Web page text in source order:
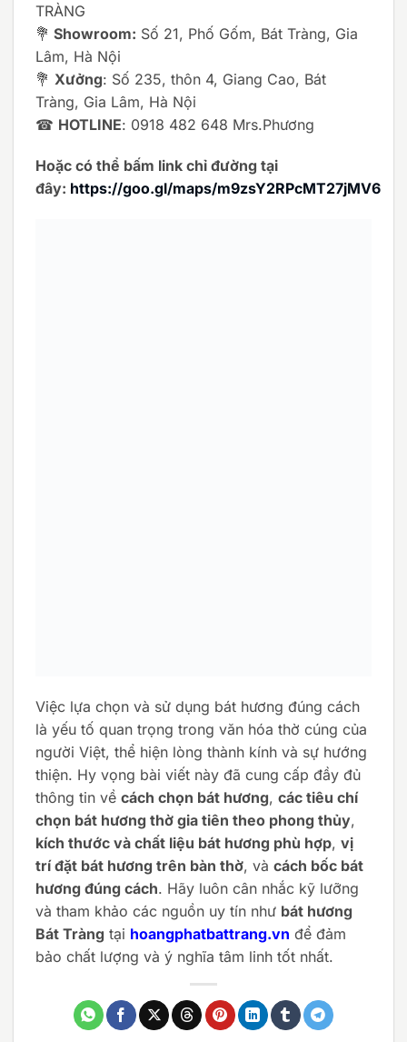
TRÀNG
💐 Showroom: Số 21, Phố Gốm, Bát Tràng, Gia
Lâm, Hà Nội
💐 Xưởng: Số 235, thôn 4, Giang Cao, Bát
Tràng, Gia Lâm, Hà Nội
☎ HOTLINE: 0918 482 648 Mrs.Phương
Hoặc có thể bấm link chỉ đường tại
đây: https://goo.gl/maps/m9zsY2RPcMT27jMV6
Việc lựa chọn và sử dụng bát hương đúng cách
là yếu tố quan trọng trong văn hóa thờ cúng của
người Việt, thể hiện lòng thành kính và sự hướng
thiện. Hy vọng bài viết này đã cung cấp đầy đủ
thông tin về cách chọn bát hương các tiêu chí
chọn bát hương thờ gia tiên theo phong thủy
kích thước và chất liệu bát hương phù hợp vị
trí đặt bát hương trên bàn thờ , và cách bốc bát
hương đúng cách . Hãy luôn cân nhắc kỹ lưỡng
và tham khảo các nguồn uy tín như bát hương
Bát Tràng tại hoangphatbattrang.vn để đảm
bảo chất lượng và ý nghĩa tâm linh tốt nhất.